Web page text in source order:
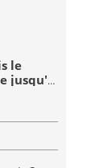
le
jusqu'à
46